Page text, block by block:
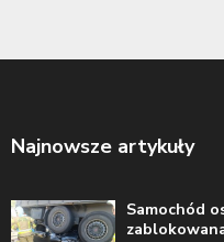
Najnowsze artykuły
Samochód